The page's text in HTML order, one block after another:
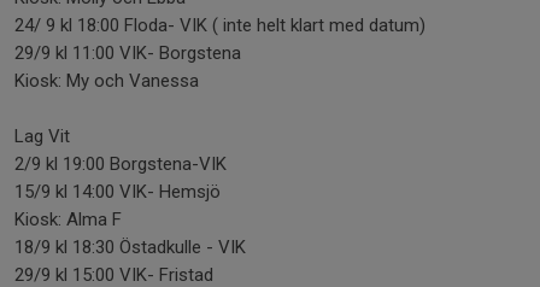
24/ 9 kl 18:00 Floda- VIK ( inte helt klart med datum)
29/9 kl 11:00 VIK- Borgstena
Kiosk: My och Vanessa
Lag Vit
2/9 kl 19:00 Borgstena-VIK
15/9 kl 14:00 VIK- Hemsjö
Kiosk: Alma F
18/9 kl 18:30 Östadkulle - VIK
29/9 kl 15:00 VIK- Fristad